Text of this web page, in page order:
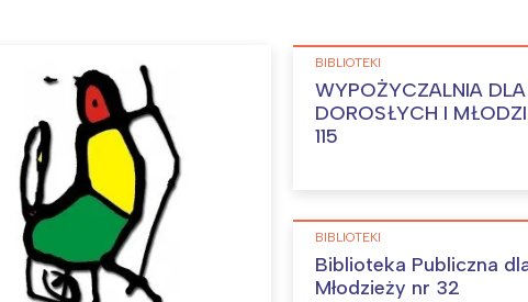
BIBLIOTEKI
WYPOŻYCZALNIA DLA
DOROSŁYCH I MŁODZIEŻY NR
115
BIBLIOTEKI
Biblioteka Publiczna
Młodzieży nr 32